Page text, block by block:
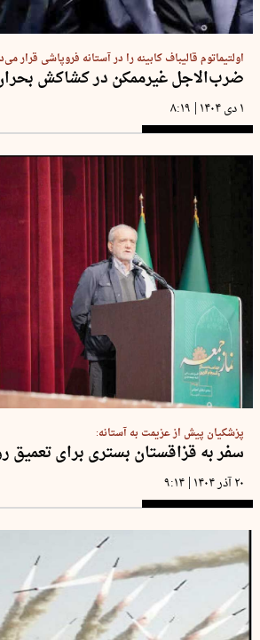
اولتیماتوم قالیباف کابینه را در آستانه فروپاشی قرار
ضرب‌الاجل غیرممکن در کشاکش
۱ دی ۱۴۰۴ | ۸:۱۹
پزشکیان پیش از عزیمت به آستانه:
سفر به قزاقستان بستری برای
۲۰ آذر ۱۴۰۴ | ۹:۱۴